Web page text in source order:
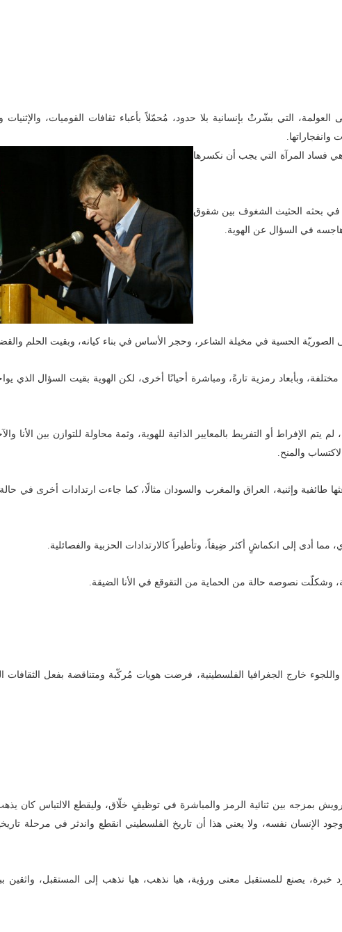
التي بشّرتْ بإنسانية بلا حدود، مُحمّلاً بأعباء ثقافات القوميات، والإثنيات
هي فساد المرآة التي يجب أن نكسرها
بحثه الحثيث الشغوف بين شقوق
في السؤال عن الهوية.
الصوريّة الحسية في مخيلة الشاعر، وحجر الأساس في بناء كيانه، وبقيت الحلم
مختلفة، وبأبعاد رمزية تارةً، ومباشرة أحيانًا أخرى، لكن الهوية بقيت السؤال الذي
الإفراط أو التفريط بالمعايير الذاتية للهوية، وثمة محاولة للتوازن بين الأنا
والمنح.
طائفية وإثنية، العراق والمغرب والسودان مثالًا، كما جاءت ارتدادات أخرى في
إلى انكماشٍ أكثر ضِيقاً، وتأطيراً كالارتدادات الحزبية والفصائلية.
نصوصه حالة من الحماية من التقوقع في الأنا الضيقة.
خارج الجغرافيا الفلسطينية، فرضت هويات مُركّبة ومتناقضة بفعل الثقافات
بمزجه بين ثنائية الرمز والمباشرة في توظيفٍ خلّاق، وليقطع الالتباس كان يذهب
الإنسان نفسه، ولا يعني هذا أن تاريخ الفلسطيني انقطع واندثر في مرحلة
يصنع للمستقبل معنى ورؤية، هيا نذهب، هيا نذهب إلى المستقبل، واثقين